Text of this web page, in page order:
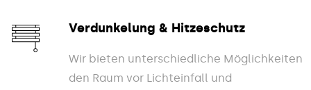
Verdunkelung & Hitzeschutz
Wir bieten unterschiedliche Möglichkeiten
den Raum vor Lichteinfall und